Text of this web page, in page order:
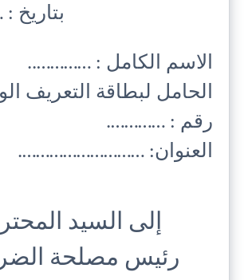
الاسم الكامل : …………..
الحامل لبطاقة التعريف
رقم : ………….
العنوان: ……………………….
إلى السيد
رئيس مصلحة